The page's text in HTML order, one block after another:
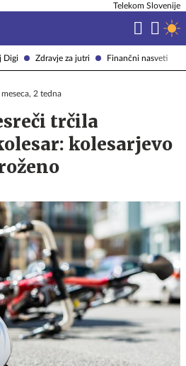
Digi Zdravje za jutri Finančni nasveti
Telekom Slovenije
2 tedna
trčila
kolesarjevo